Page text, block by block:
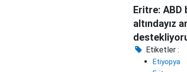
Eritre: ABD
altındayız
Etiketler :
Etiyopya